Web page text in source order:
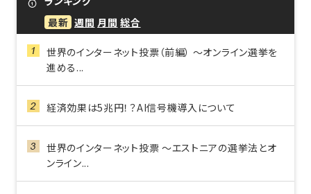
最新 週間 月間 総合
世界のインターネット投票（前編） ～オンライン選挙を
進める...
経済効果は5兆円！？AI信号機導入について
世界のインターネット投票 ～エストニアの選挙法とオ
ンライン...